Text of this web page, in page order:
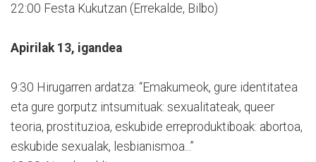
22:00 Festa Kukutzan (Errekalde, Bilbo)
Apirilak 13, igandea
9:30 Hirugarren ardatza: “Emakumeok, gure identitatea
eta gure gorputz intsumituak: sexualitateak, queer
teoria, prostituzioa, eskubide erreproduktiboak: abortoa,
eskubide sexualak, lesbianismoa...”